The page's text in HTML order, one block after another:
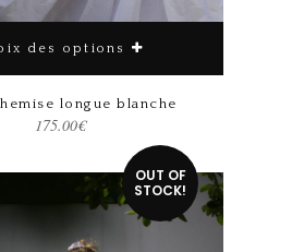
des options
longue blanche
175.00€
OUT OF
STOCK!
Ce produit a plusieurs variations. Les options peuvent être choisies sur la page du produit